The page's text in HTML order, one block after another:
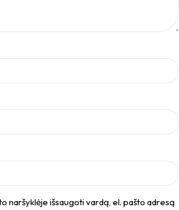
naršyklėje išsaugoti vardą, el. pašto adresą